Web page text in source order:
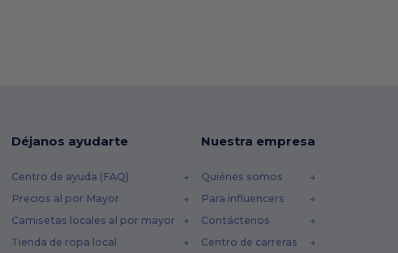
Déjanos ayudarte
Centro de ayuda (FAQ)
Precios al por Mayor
Camisetas locales al por mayor
Tienda de ropa local
Nuestra empresa
Quiénes somos
Para influencers
Contáctenos
Centro de carreras